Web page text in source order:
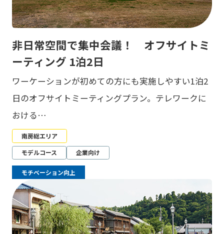
非日常空間で集中会議！ オフサイトミ
ーティング 1泊2日
ワーケーションが初めての方にも実施しやすい1泊2
日のオフサイトミーティングプラン。テレワークに
おける…
南房総エリア
モデルコース
企業向け
モチベーション向上